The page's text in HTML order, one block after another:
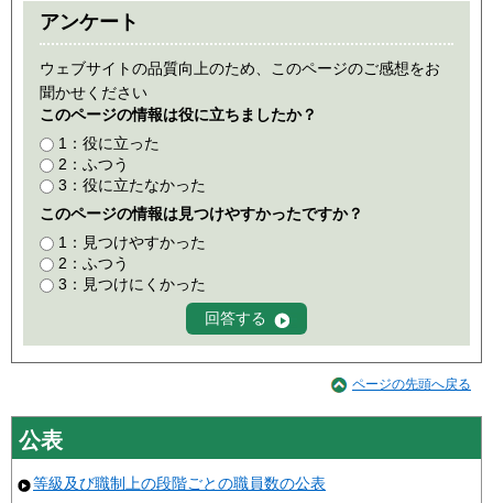
アンケート
ウェブサイトの品質向上のため、このページのご感想をお
聞かせください
このページの情報は役に立ちましたか？
1：役に立った
2：ふつう
3：役に立たなかった
このページの情報は見つけやすかったですか？
1：見つけやすかった
2：ふつう
3：見つけにくかった
ページの先頭へ戻る
公表
等級及び職制上の段階ごとの職員数の公表